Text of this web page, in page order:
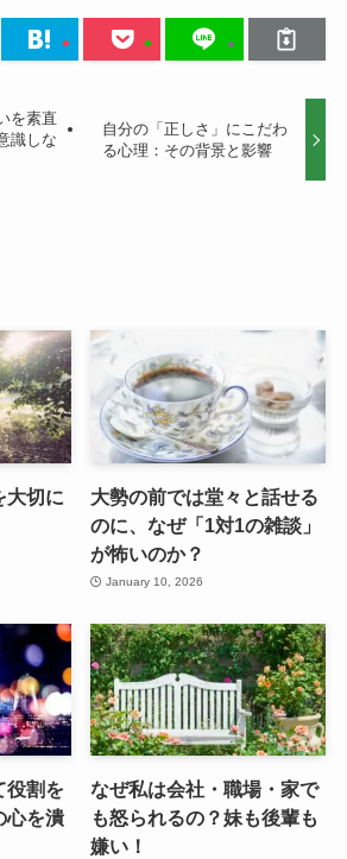
を素直
識しな
自分の「正しさ」にこだわ
る心理：その背景と影響
大切に
大勢の前では堂々と話せる
のに、なぜ「1対1の雑談」
が怖いのか？
January 10, 2026
役割を
心を潰
なぜ私は会社・職場・家で
も怒られるの？妹も後輩も
嫌い！